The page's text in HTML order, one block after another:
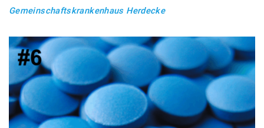
Gemeinschaftskrankenhaus Herdecke